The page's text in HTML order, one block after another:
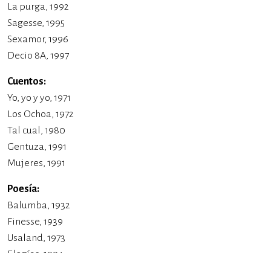
La purga, 1992
Sagesse, 1995
Sexamor, 1996
Decio 8A, 1997
Cuentos:
Yo, yo y yo, 1971
Los Ochoa, 1972
Tal cual, 1980
Gentuza, 1991
Mujeres, 1991
Poesía:
Balumba, 1932
Finesse, 1939
Usaland, 1973